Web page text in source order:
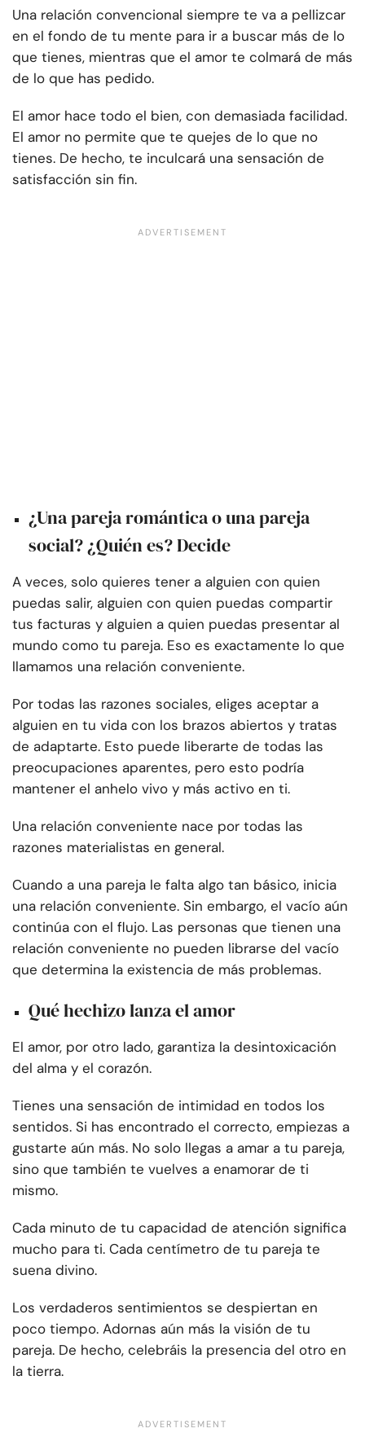
Una relación convencional siempre te va a pellizcar
en el fondo de tu mente para ir a buscar más de lo
que tienes, mientras que el amor te colmará de más
de lo que has pedido.
El amor hace todo el bien, con demasiada facilidad.
El amor no permite que te quejes de lo que no
tienes. De hecho, te inculcará una sensación de
satisfacción sin fin.
¿Una pareja romántica o una pareja
social? ¿Quién es? Decide
A veces, solo quieres tener a alguien con quien
puedas salir, alguien con quien puedas compartir
tus facturas y alguien a quien puedas presentar al
mundo como tu pareja. Eso es exactamente lo que
llamamos una relación conveniente.
Por todas las razones sociales, eliges aceptar a
alguien en tu vida con los brazos abiertos y tratas
de adaptarte. Esto puede liberarte de todas las
preocupaciones aparentes, pero esto podría
mantener el anhelo vivo y más activo en ti.
Una relación conveniente nace por todas las
razones materialistas en general.
Cuando a una pareja le falta algo tan básico, inicia
una relación conveniente. Sin embargo, el vacío aún
continúa con el flujo. Las personas que tienen una
relación conveniente no pueden librarse del vacío
que determina la existencia de más problemas.
Qué hechizo lanza el amor
El amor, por otro lado, garantiza la desintoxicación
del alma y el corazón.
Tienes una sensación de intimidad en todos los
sentidos. Si has encontrado el correcto, empiezas a
gustarte aún más. No solo llegas a amar a tu pareja,
sino que también te vuelves a enamorar de ti
mismo.
Cada minuto de tu capacidad de atención significa
mucho para ti. Cada centímetro de tu pareja te
suena divino.
Los verdaderos sentimientos se despiertan en
poco tiempo. Adornas aún más la visión de tu
pareja. De hecho, celebráis la presencia del otro en
la tierra.